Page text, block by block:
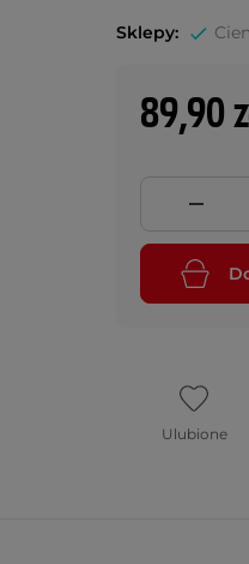
Sklepy:
89,90
Ulubione